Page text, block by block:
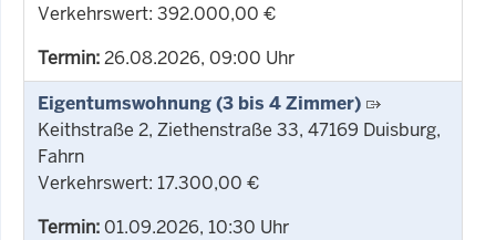
Verkehrswert: 392.000,00 €
Termin:26.08.2026, 09:00 Uhr
Eigentumswohnung (3 bis 4 Zimmer)
Keithstraße 2, Ziethenstraße 33, 47169 Duisburg,
Fahrn
Verkehrswert: 17.300,00 €
Termin:01.09.2026, 10:30 Uhr